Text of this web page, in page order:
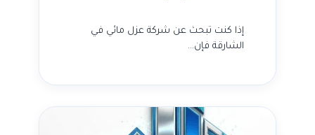
إذا كنت تبحث عن شركة عزل مائي في
الشارقة فإن…